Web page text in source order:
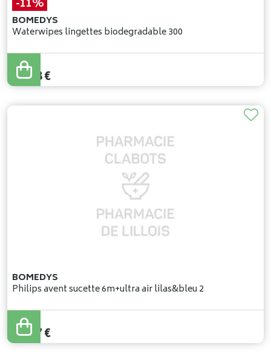
-11%
BOMEDYS
Waterwipes lingettes biodegradable 300
17,06
15,18€
BOMEDYS
Philips avent sucette 6m+ultra air lilas&bleu 2
10,87€